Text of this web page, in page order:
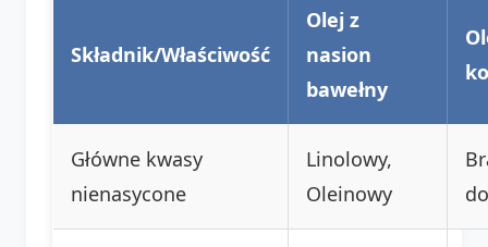
Składnik/Właściwość
Olej z
nasion
bawełny
Główne kwasy
nienasycone
Linolowy,
Oleinowy